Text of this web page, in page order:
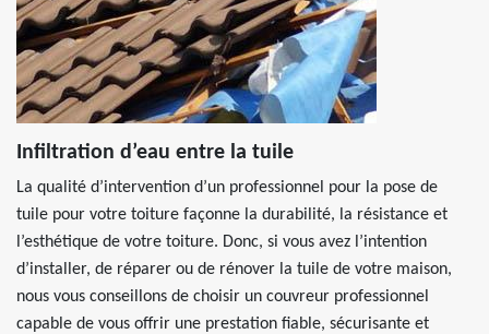
Infiltration d’eau entre la tuile
La qualité d’intervention d’un professionnel pour la pose de
tuile pour votre toiture façonne la durabilité, la résistance et
l’esthétique de votre toiture. Donc, si vous avez l’intention
d’installer, de réparer ou de rénover la tuile de votre maison,
nous vous conseillons de choisir un couvreur professionnel
capable de vous offrir une prestation fiable, sécurisante et